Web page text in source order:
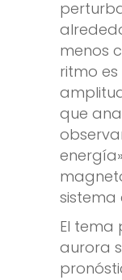
menos
ritmo
que
sistema
El tema
aurora